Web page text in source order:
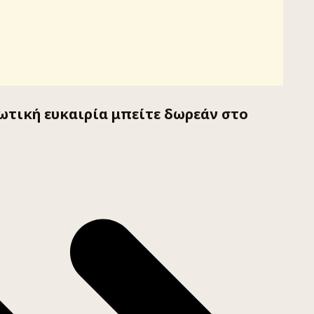
ευκαιρία μπείτε δωρεάν στο